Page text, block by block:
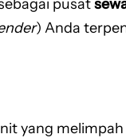
pusat
) Anda
yang